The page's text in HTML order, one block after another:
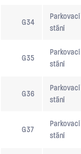
G34
Parkovací
stání
G35
Parkovací
stání
G36
Parkovací
stání
G37
Parkovací
stání